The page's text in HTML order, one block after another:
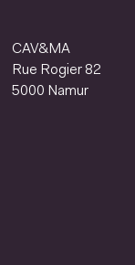
CAV&MA
Rue Rogier 82
5000 Namur